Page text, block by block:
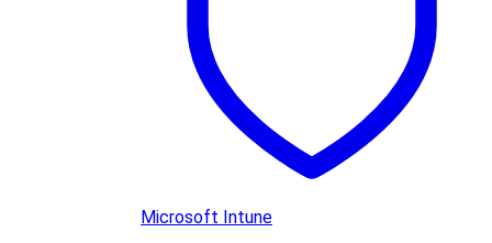
Microsoft Intune